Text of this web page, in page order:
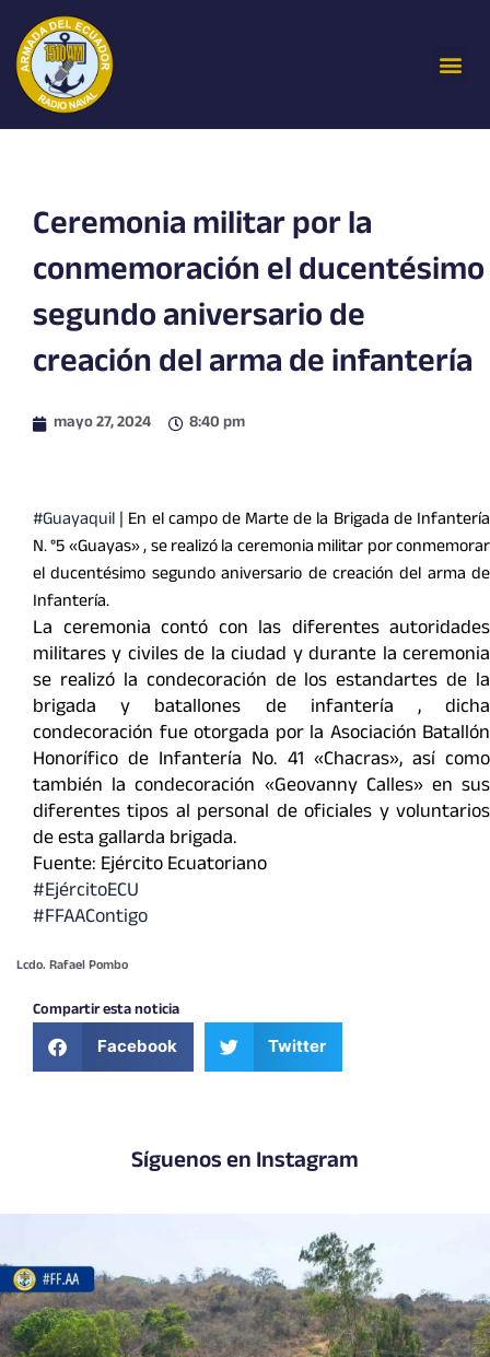
contenido
Ceremonia militar por la
conmemoración el ducentésimo
segundo aniversario de
creación del arma de infantería
mayo 27, 2024 8:40 pm
#Guayaquil| En el campo de Marte de la Brigada de Infantería
N. °5 «Guayas» , se realizó la ceremonia militar por conmemorar
el ducentésimo segundo aniversario de creación del arma de
Infantería.
La ceremonia contó con las diferentes autoridades
militares y civiles de la ciudad y durante la ceremonia
se realizó la condecoración de los estandartes de la
brigada y batallones de infantería , dicha
condecoración fue otorgada por la Asociación Batallón
Honorífico de Infantería No. 41 «Chacras», así como
también la condecoración «Geovanny Calles» en sus
diferentes tipos al personal de oficiales y voluntarios
de esta gallarda brigada.
Fuente: Ejército Ecuatoriano
#EjércitoECU
#FFAAContigo
Lcdo. Rafael Pombo
Compartir esta noticia
Facebook Twitter
Síguenos en Instagram